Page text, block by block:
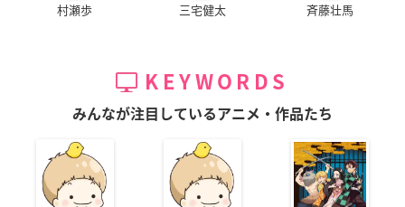
村瀬歩 三宅健太 斉藤壮馬
KEYWORDS
みんなが注目しているアニメ・作品たち